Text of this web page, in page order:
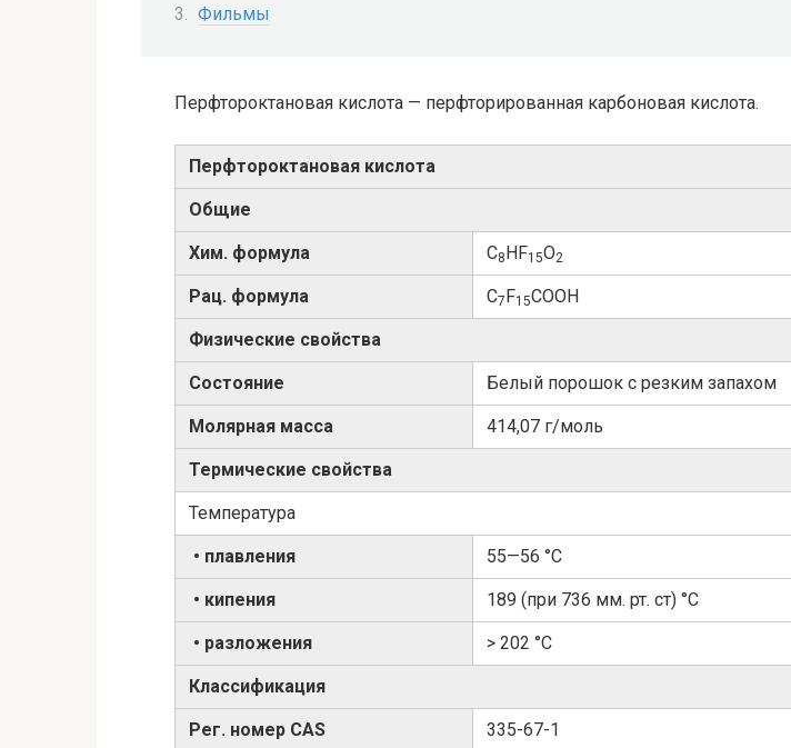
Фильмы
Перфтороктановая кислота — перфторированная карбоновая кислота.
Перфтороктановая кислота
Общие
Хим. формула C8HF15O2
Рац. формула C7F15COOH
Физические свойства
Состояние Белый порошок с резким запахом
Молярная масса 414,07 г/моль
Термические свойства
Температура
• плавления 55—56 °C
• кипения 189 (при 736 мм. рт. ст) °C
• разложения > 202 °C
Классификация
Рег. номер CAS 335-67-1